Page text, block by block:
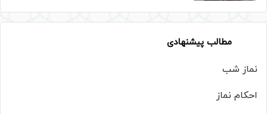
مطالب پیشنهادی
نماز شب
احکام نماز